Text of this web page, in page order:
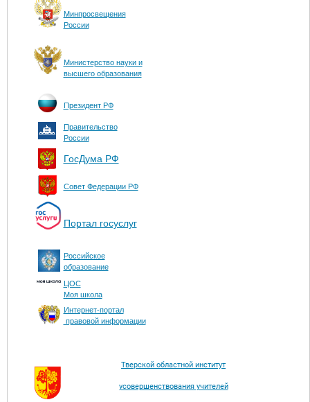
Минпросвещения
России
Министерство науки и
высшего образования
Президент РФ
Правительство
России
ГосДума РФ
Совет Федерации РФ
Портал госуслуг
Российское
образование
ЦОС
Моя школа
Интернет-портал
правовой информации
Тверской областной институт
усовершенствования учителей